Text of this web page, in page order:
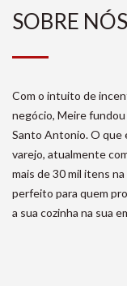
SOBRE
Com o intuito de
negócio, Meire
Santo Antonio. O que
varejo, atualmente
mais de 30 mil itens
perfeito para quem
a sua cozinha na sua